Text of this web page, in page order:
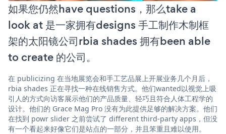
如果您仍然have questions，那么take a
look at 是一家拥有designs 手工制作木制框
架的太阳镜公司rbia shades 拥有been able
to create 的公司。
在 publicizing 在当地展览会和手工艺品展上开展业务几个月后，
rbia shades 正在寻找一种在线销售方式。他们wanted以视觉上吸
引人的方式向访客展示他们的产品质量、轻巧且符合人体工程学的
设计。他们的 Grace Mag Pro 没有为此提供足够的解决方案。他们
在找到 powr slider 之前尝试了 different third-party apps，但没
有一个看起来好像它们是站点的一部分，并且笨重且难以使用。